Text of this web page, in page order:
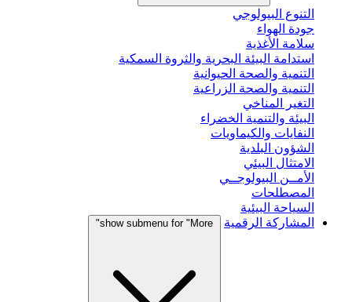
التنوع البيولوجي
جودة الهواء
سلامة الأغذية
استدامة البيئة البحرية والثروة السمكية
التنمية والصحة الحيوانية
التنمية والصحة الزراعية
التغير المناخي
البيئة والتنمية الخضراء
النفايات والكيماويات
الشؤون البلدية
الامتثال البيئي
الأمــن البيولوجــي
المصطلحات
السياحة البيئية
المشاركة الرقمية
show submenu for "More"